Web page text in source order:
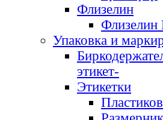
Флизелин
Флизелин
Упаковка и
этикет-
Этикетки